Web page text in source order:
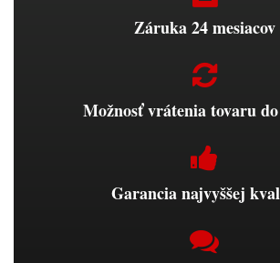
Záruka 24 mesiacov
Možnosť vrátenia tovaru
Garancia najvyššej